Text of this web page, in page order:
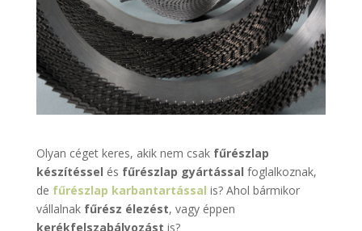
Olyan céget keres, akik nem csak fűrészlap
készítéssel és fűrészlap gyártással foglalkoznak,
de fűrészlap karbantartással is? Ahol bármikor
vállalnak fűrész élezést, vagy éppen
kerékfelszabályozást is?